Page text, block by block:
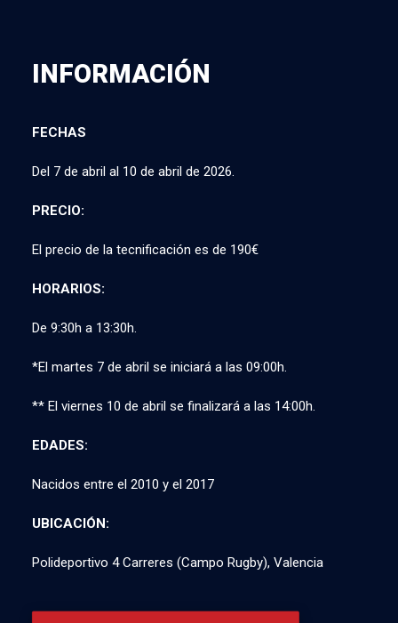
INFORMACIÓN
FECHAS
Del 7 de abril al 10 de abril de 2026.
PRECIO:
El precio de la tecnificación es de 190€
HORARIOS:
De 9:30h a 13:30h.
*El martes 7 de abril se iniciará a las 09:00h.
** El viernes 10 de abril se finalizará a las 14:00h.
EDADES:
Nacidos entre el 2010 y el 2017
UBICACIÓN:
Polideportivo 4 Carreres (Campo Rugby), Valencia